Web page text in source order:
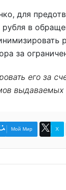
для
в
за
его за
выдаваемых
Мой Мир X